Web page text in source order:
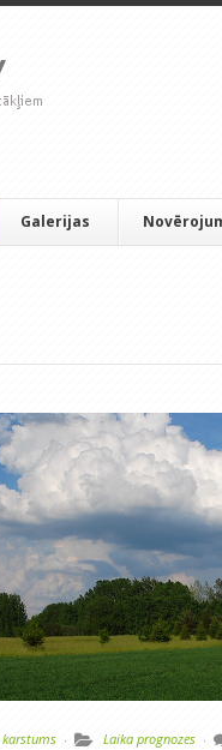
Galerijas
karstums · Laika prognozes ·